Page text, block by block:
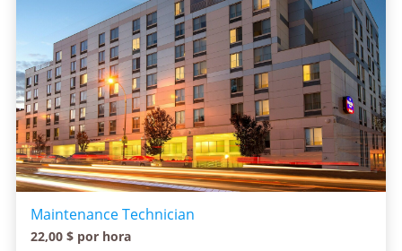
Maintenance Technician
22,00 $ por hora